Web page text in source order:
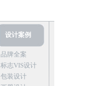
设计案例
品牌全案
标志VIS设计
包装设计